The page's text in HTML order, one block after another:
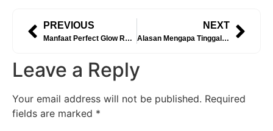
PREVIOUS
Manfaat Perfect Glow Rahasia Kulit Sehat, Cerah, dan Terawat dengan The Right Way to Glow
NEXT
Alasan Mengapa Tinggal di Jakarta Membuat Wajah Mudah Kering dan Sulit Glowing
Leave a Reply
Your email address will not be published. Required
fields are marked *